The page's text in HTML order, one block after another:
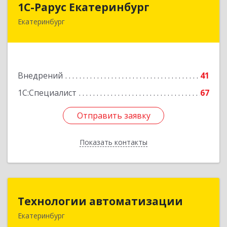
1С-Рарус Екатеринбург
Екатеринбург
Внедрений
41
1С:Специалист
67
Отправить заявку
Показать контакты
620142, Свердловская обл, Екатеринбург г,
Отправить заявку
Назад
Технологии автоматизации
Екатеринбург620014, Свердловская обл, г. о. город